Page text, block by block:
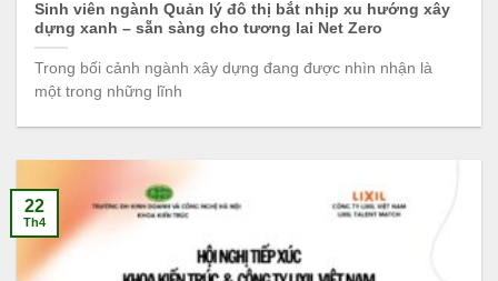
Sinh viên ngành Quản lý đô thị bắt nhịp xu hướng xây
dựng xanh – sẵn sàng cho tương lai Net Zero
Trong bối cảnh ngành xây dựng đang được nhìn nhận là
một trong những lĩnh
22
Th4